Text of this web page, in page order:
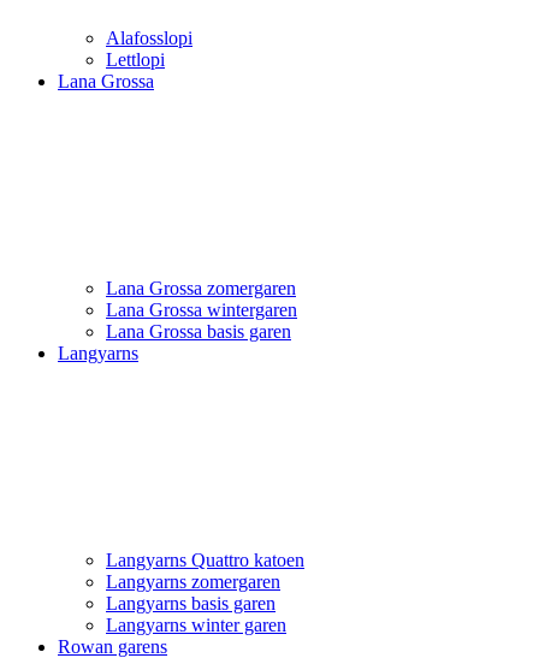
Alafosslopi
Lettlopi
Lana Grossa
Lana Grossa zomergaren
Lana Grossa wintergaren
Lana Grossa basis garen
Langyarns
Langyarns Quattro katoen
Langyarns zomergaren
Langyarns basis garen
Langyarns winter garen
Rowan garens